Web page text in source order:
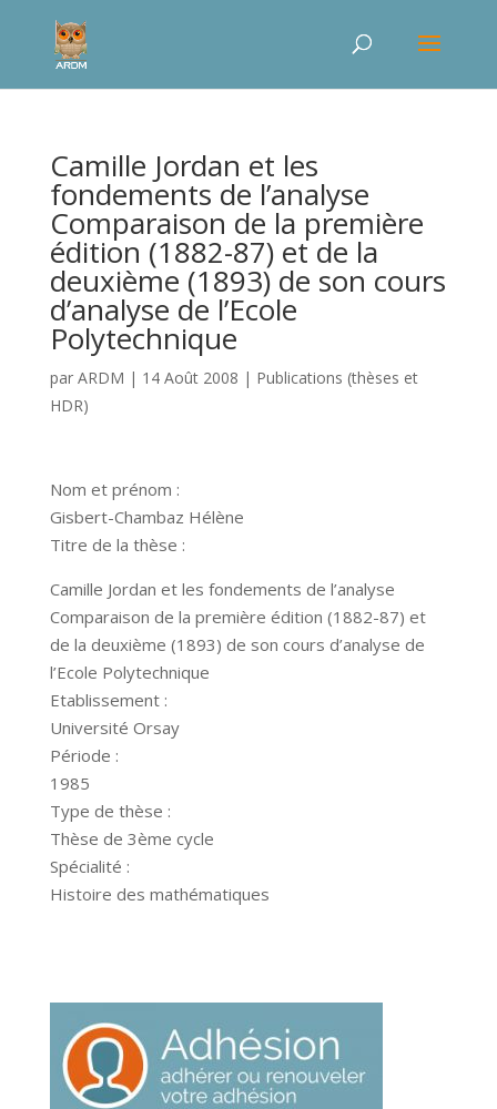
Camille Jordan et les
fondements de l’analyse
Comparaison de la première
édition (1882-87) et de la
deuxième (1893) de son cours
d’analyse de l’Ecole
Polytechnique
par ARDM | 14 Août 2008 | Publications (thèses et
HDR)
Nom et prénom :
Gisbert-Chambaz Hélène
Titre de la thèse :
Camille Jordan et les fondements de l’analyse
Comparaison de la première édition (1882-87) et
de la deuxième (1893) de son cours d’analyse de
l’Ecole Polytechnique
Etablissement :
Université Orsay
Période :
1985
Type de thèse :
Thèse de 3ème cycle
Spécialité :
Histoire des mathématiques